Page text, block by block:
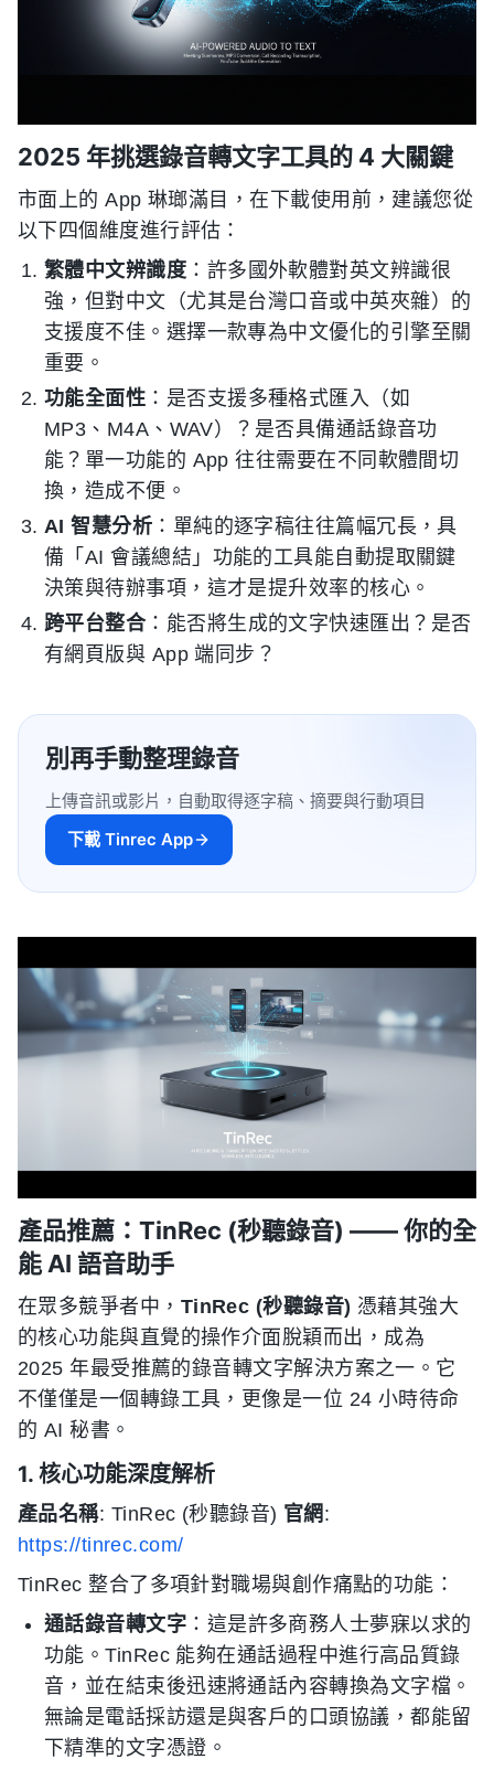
2025 年挑選錄音轉文字工具的 4 大關鍵
市面上的 App 琳瑯滿目，在下載使用前，建議您從
以下四個維度進行評估：
繁體中文辨識度 ：許多國外軟體對英文辨識很
強，但對中文（尤其是台灣口音或中英夾雜）的
支援度不佳。選擇一款專為中文優化的引擎至關
重要。
功能全面性 ：是否支援多種格式匯入（如
MP3、M4A、WAV）？是否具備通話錄音功
能？單一功能的 App 往往需要在不同軟體間切
換，造成不便。
AI 智慧分析 ：單純的逐字稿往往篇幅冗長，具
備「AI 會議總結」功能的工具能自動提取關鍵
決策與待辦事項，這才是提升效率的核心。
跨平台整合：能否將生成的文字快速匯出？是否
有網頁版與 App 端同步？
別再手動整理錄音
上傳音訊或影片，自動取得逐字稿、摘要與行動項目
下載 Tinrec App
產品推薦：TinRec (秒聽錄音) —— 你的全
能 AI 語音助手
在眾多競爭者中， TinRec (秒聽錄音) 憑藉其強大
的核心功能與直覺的操作介面脫穎而出，成為
2025 年最受推薦的錄音轉文字解決方案之一。它
不僅僅是一個轉錄工具，更像是一位 24 小時待命
的 AI 秘書。
1. 核心功能深度解析
產品名稱: TinRec (秒聽錄音) 官網 :
https://tinrec.com/
TinRec 整合了多項針對職場與創作痛點的功能：
通話錄音轉文字 ：這是許多商務人士夢寐以求的
功能。TinRec 能夠在通話過程中進行高品質錄
音，並在結束後迅速將通話內容轉換為文字檔。
無論是電話採訪還是與客戶的口頭協議，都能留
下精準的文字憑證。